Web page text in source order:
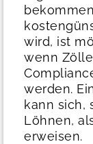
wird, ist
wenn
werden.
kann sich,
Löhnen,
erweisen.